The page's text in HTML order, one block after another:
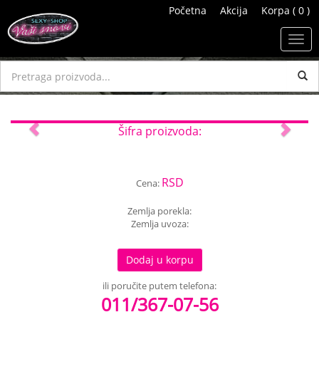
Početna Akcija Korpa ( 0 )
Previous Next
Šifra proizvoda:
Cena: RSD
Zemlja porekla:
Zemlja uvoza:
Dodaj u korpu
ili poručite putem telefona:
011/367-07-56